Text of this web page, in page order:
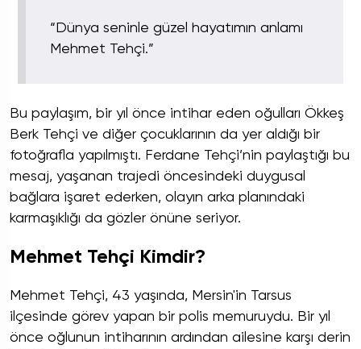
“Dünya seninle güzel hayatımın anlamı
Mehmet Tehçi.”
Bu paylaşım, bir yıl önce intihar eden oğulları Ökkeş
Berk Tehçi ve diğer çocuklarının da yer aldığı bir
fotoğrafla yapılmıştı. Ferdane Tehçi’nin paylaştığı bu
mesaj, yaşanan trajedi öncesindeki duygusal
bağlara işaret ederken, olayın arka planındaki
karmaşıklığı da gözler önüne seriyor.
Mehmet Tehçi Kimdir?
Mehmet Tehçi, 43 yaşında, Mersin'in Tarsus
ilçesinde görev yapan bir polis memuruydu. Bir yıl
önce oğlunun intiharının ardından ailesine karşı derin